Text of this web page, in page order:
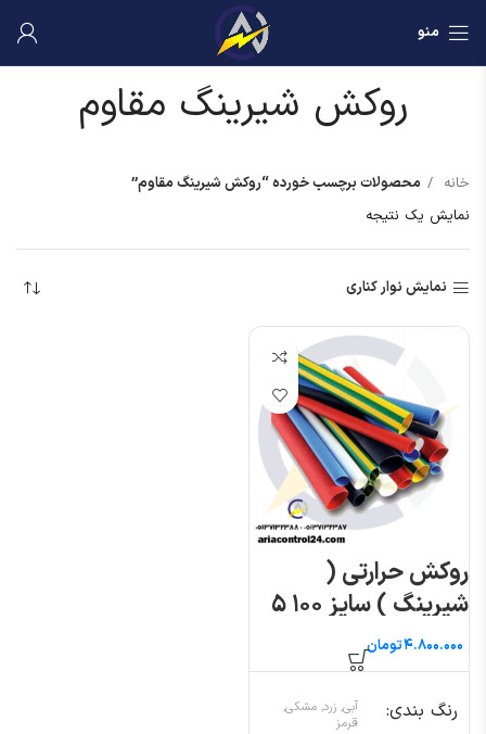
منو
روکش شیرینگ مقاوم
خانه
محصولات برچسب خورده “روکش شیرینگ مقاوم”
نمایش یک نتیجه
نمایش نوار کناری
روکش حرارتی (
شیرینگ ) سایز ۱۰۰ ۵
متری
تومان
رنگ بندی
آبی, زرد, مشکی,
قرمز